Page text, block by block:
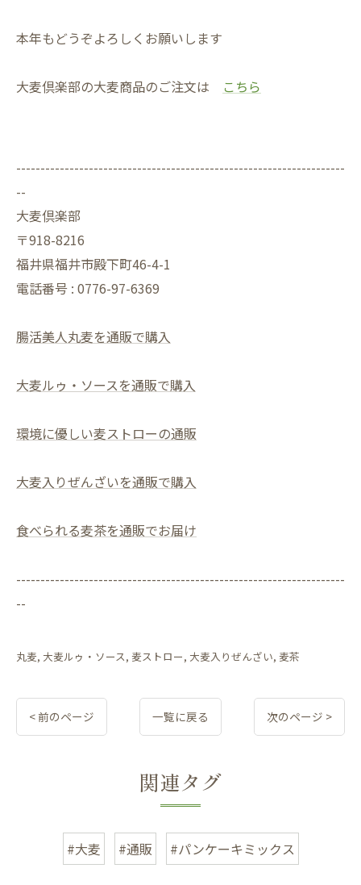
本年もどうぞよろしくお願いします
大麦倶楽部の大麦商品のご注文は こちら
--------------------------------------------------------------------
--
大麦倶楽部
〒918-8216
福井県福井市殿下町46-4-1
電話番号 : 0776-97-6369
腸活美人丸麦を通販で購入
大麦ルゥ・ソースを通販で購入
環境に優しい麦ストローの通販
大麦入りぜんざいを通販で購入
食べられる麦茶を通販でお届け
--------------------------------------------------------------------
--
丸麦 大麦ルゥ・ソース 麦ストロー 大麦入りぜんざい 麦茶
< 前のページ 一覧に戻る 次のページ >
関連タグ
#大麦 #通販 #パンケーキミックス